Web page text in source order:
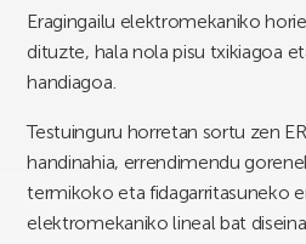
Eragingailu elektromekaniko
dituzte, hala nola pisu txikiagoa
handiagoa.
Testuinguru horretan sortu zen
handinahia, errendimendu
termikoko eta fidagarritasuneko
elektromekaniko lineal bat